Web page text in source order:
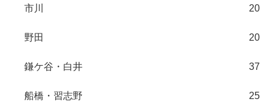
市川 20
野田 20
鎌ケ谷・白井 37
船橋・習志野 25